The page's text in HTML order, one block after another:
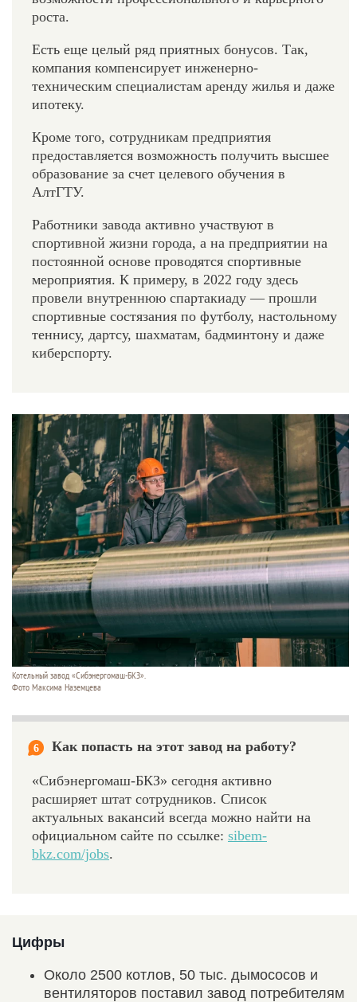
роста.
Есть еще целый ряд приятных бонусов. Так,
компания компенсирует инженерно-
техническим специалистам аренду жилья и даже
ипотеку.
Кроме того, сотрудникам предприятия
предоставляется возможность получить высшее
образование за счет целевого обучения в
АлтГТУ.
Работники завода активно участвуют в
спортивной жизни города, а на предприятии на
постоянной основе проводятся спортивные
мероприятия. К примеру, в 2022 году здесь
провели внутреннюю спартакиаду — прошли
спортивные состязания по футболу, настольному
теннису, дартсу, шахматам, бадминтону и даже
киберспорту.
Котельный завод «Сибэнергомаш-БКЗ».
Фото Максима Наземцева
6 Как попасть на этот завод на работу?
«Сибэнергомаш-БКЗ» сегодня активно
расширяет штат сотрудников. Список
актуальных вакансий всегда можно найти на
официальном сайте по ссылке: sibem-
bkz.com/jobs.
Цифры
Около 2500 котлов, 50 тыс. дымососов и
вентиляторов поставил завод потребителям